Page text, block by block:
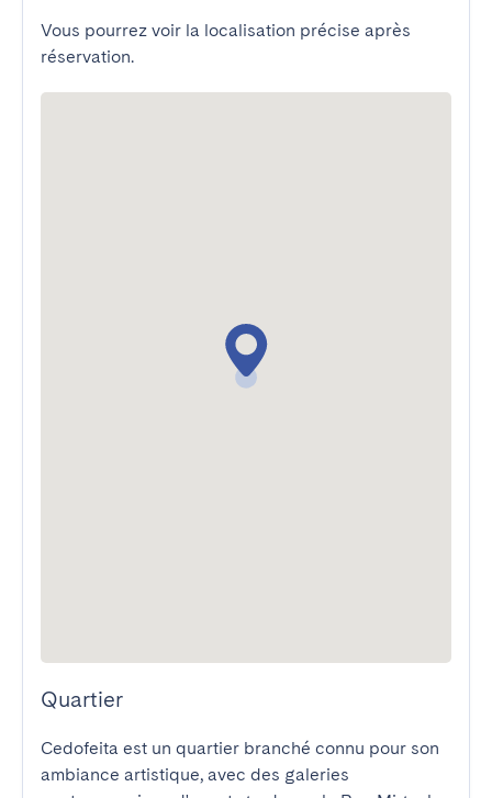
Vous pourrez voir la localisation précise après
réservation.
Quartier
Cedofeita est un quartier branché connu pour son
ambiance artistique, avec des galeries